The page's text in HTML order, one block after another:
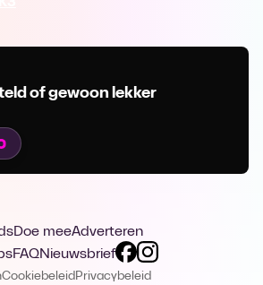
of gewoon lekker
Doe meeAdverteren
FAQNieuwsbrief
Cookiebeleid Privacybeleid